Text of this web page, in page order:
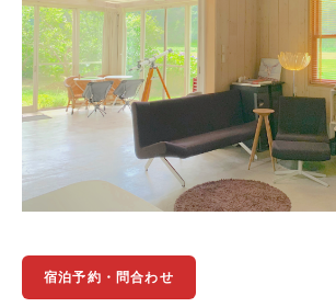
宿泊予約・問合わせ